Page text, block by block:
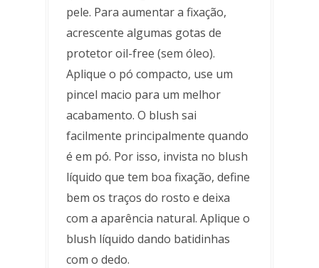
pele. Para aumentar a fixação,
acrescente algumas gotas de
protetor oil-free (sem óleo).
Aplique o pó compacto, use um
pincel macio para um melhor
acabamento. O blush sai
facilmente principalmente quando
é em pó. Por isso, invista no blush
líquido que tem boa fixação, define
bem os traços do rosto e deixa
com a aparência natural. Aplique o
blush líquido dando batidinhas
com o dedo.